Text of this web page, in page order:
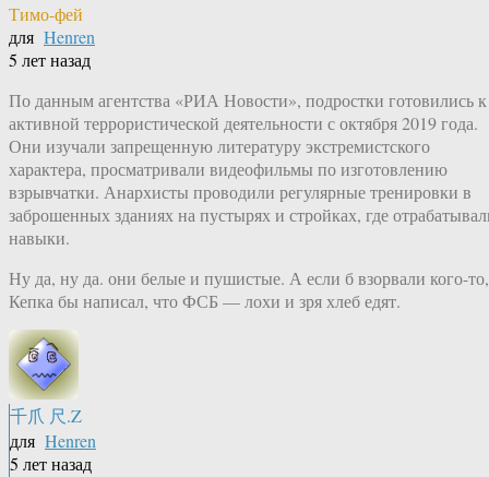
Тимо-фей
для Henren
5 лет назад
По данным агентства «РИА Новости», подростки готовились к
активной террористической деятельности с октября 2019 года.
Они изучали запрещенную литературу экстремистского
характера, просматривали видеофильмы по изготовлению
взрывчатки. Анархисты проводили регулярные тренировки в
заброшенных зданиях на пустырях и стройках, где
навыки.
Ну да, ну да. они белые и пушистые. А если б взорвали кого-то,
Кепка бы написал, что ФСБ — лохи и зря хлеб едят.
千爪 尺.Z
для Henren
5 лет назад